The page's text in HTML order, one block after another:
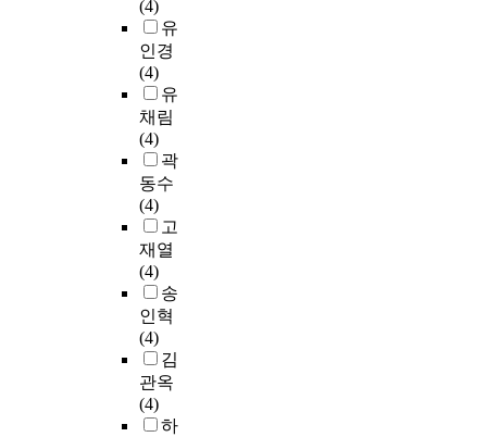
(4)
유
인경
(4)
유
채림
(4)
곽
동수
(4)
고
재열
(4)
송
인혁
(4)
김
관옥
(4)
하